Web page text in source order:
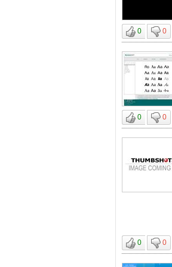
0 0
0 0
0 0